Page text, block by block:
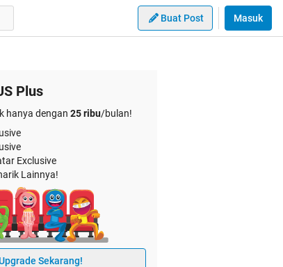
Buat Post Masuk
Plus
hanya dengan 25 ribu/bulan!
Exclusive
Lainnya!
Sekarang!